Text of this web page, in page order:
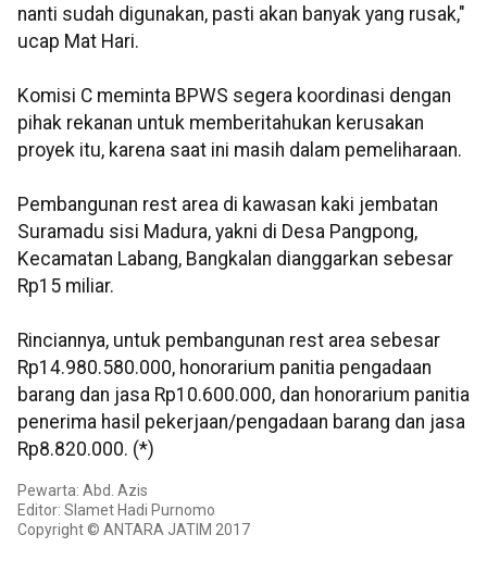
nanti sudah digunakan, pasti akan banyak yang rusak,"
ucap Mat Hari.
Komisi C meminta BPWS segera koordinasi dengan
pihak rekanan untuk memberitahukan kerusakan
proyek itu, karena saat ini masih dalam pemeliharaan.
Pembangunan rest area di kawasan kaki jembatan
Suramadu sisi Madura, yakni di Desa Pangpong,
Kecamatan Labang, Bangkalan dianggarkan sebesar
Rp15 miliar.
Rinciannya, untuk pembangunan rest area sebesar
Rp14.980.580.000, honorarium panitia pengadaan
barang dan jasa Rp10.600.000, dan honorarium panitia
penerima hasil pekerjaan/pengadaan barang dan jasa
Rp8.820.000. (*)
Pewarta: Abd. Azis
Editor: Slamet Hadi Purnomo
Copyright © ANTARA JATIM 2017